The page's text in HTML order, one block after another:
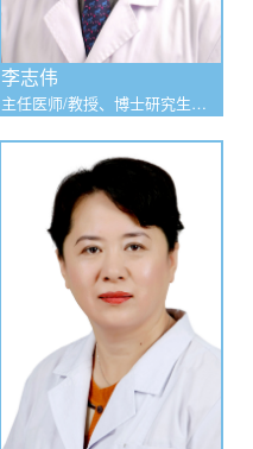
事,服务无止境。
，诚于医德。
秀威 周建华 隋红
李志伟
主任医师/教授、博士研究生导